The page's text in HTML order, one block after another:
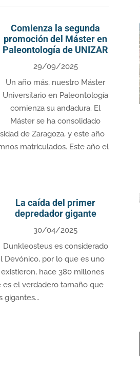
Comienza la segunda
promoción del Máster en
Paleontología de UNIZAR
29/09/2025
Un año más, nuestro Máster
Universitario en Paleontología
comienza su andadura. El
Máster se ha consolidado
de Zaragoza, y este año
matriculados. Este año el
La caída del primer
depredador gigante
30/04/2025
Dunkleosteus es considerado
Devónico, por lo que es uno
hace 380 millones
es el verdadero tamaño que
gigantes...